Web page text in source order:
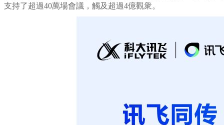
支持了超過40萬場會議，觸及超過4億觀衆。